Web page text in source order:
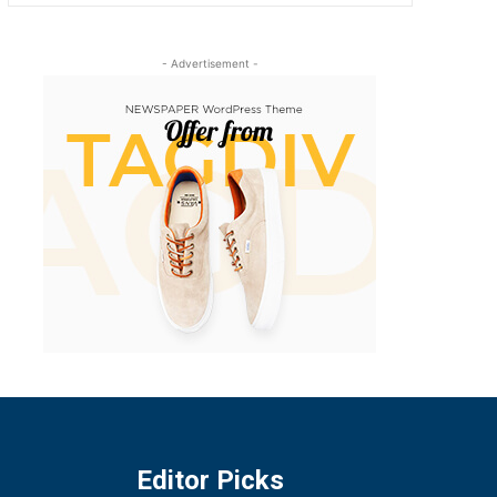
- Advertisement -
Editor Picks